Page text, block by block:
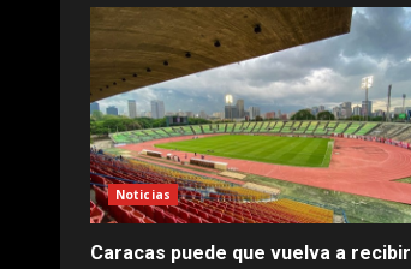
Noticias
Caracas puede que vuelva a recibir